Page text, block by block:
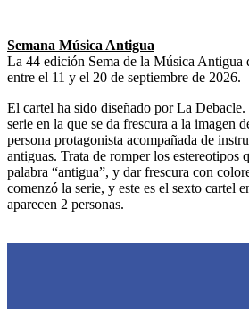
Semana Música Antigua
La 44 edición Sema de la Música Antigua
entre el 11 y el 20 de septiembre de 2026.
El cartel ha sido diseñado por La Debacle.
serie en la que se da frescura a la imagen
persona protagonista acompañada de
antiguas. Trata de romper los estereotipos
palabra “antigua”, y dar frescura con
comenzó la serie, y este es el sexto cartel
aparecen 2 personas.